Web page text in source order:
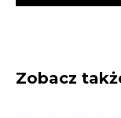
Zobacz